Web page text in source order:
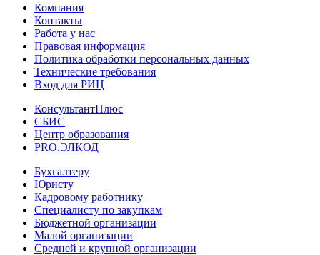
Компания
Контакты
Работа у нас
Правовая информация
Политика обработки персональных данных
Технические требования
Вход для РИЦ
КонсультантПлюс
СБИС
Центр образования
PRO.ЭЛКОД
Бухгалтеру
Юристу
Кадровому работнику
Специалисту по закупкам
Бюджетной организации
Малой организации
Средней и крупной организации